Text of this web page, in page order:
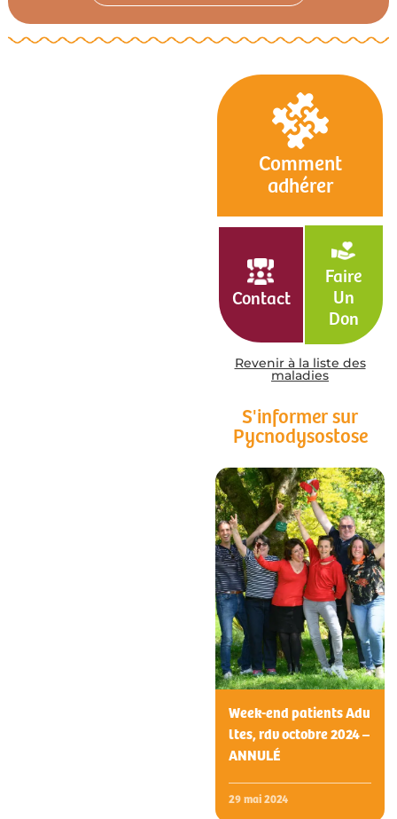
Comment
adhérer
Contact
Faire
Un
Don
Revenir à la liste des
maladies
S'informer sur
Pycnodysostose
Week-end patients Adu
ltes, rdv octobre 2024 –
ANNULÉ
29 mai 2024